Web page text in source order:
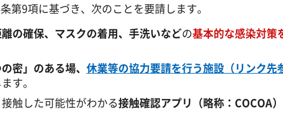
第9項に基づき、次のことを要請します。
の確保、マスクの着用、手洗いなどの基本的な感染対策
密」のある場、 休業等の協力要請を行う施設（リンク先
す。
触した可能性がわかる接触確認アプリ（略称：COCOA）